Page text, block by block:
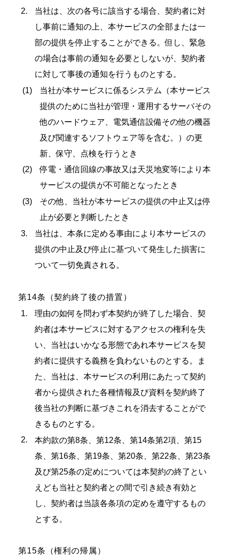
当社は、次の各号に該当する場合、契約者に対
し事前に通知の上、本サービスの全部または一
部の提供を停止することができる。但し、緊急
の場合は事前の通知を必要としないが、契約者
に対して事後の通知を行うものとする。
当社が本サービスに係るシステム（本サービス
提供のために当社が管理・運用するサーバその
他のハードウェア、電気通信設備その他の機器
及び関連するソフトウェア等を含む。）の更
新、保守、点検を行うとき
停電・通信回線の事故又は天災地変等により本
サービスの提供が不可能となったとき
その他、当社が本サービスの提供の中止又は停
止が必要と判断したとき
当社は、本条に定める事由により本サービスの
提供の中止及び停止に基づいて発生した損害に
ついて一切免責される。
第14条（契約終了後の措置）
理由の如何を問わず本契約が終了した場合、契
約者は本サービスに対するアクセスの権利を失
い、当社はいかなる形態であれ本サービスを契
約者に提供する義務を負わないものとする。ま
た、当社は、本サービスの利用にあたって契約
者から提供された各種情報及び資料を契約終了
後当社の判断に基づきこれを消去することがで
きるものとする。
本約款の第8条、第12条、第14条第2項、第15
条、第16条、第19条、第20条、第22条、第23条
及び第25条の定めについては本契約の終了とい
えども当社と契約者との間で引き続き有効と
し、契約者は当該各条項の定めを遵守するもの
とする。
第15条（権利の帰属）